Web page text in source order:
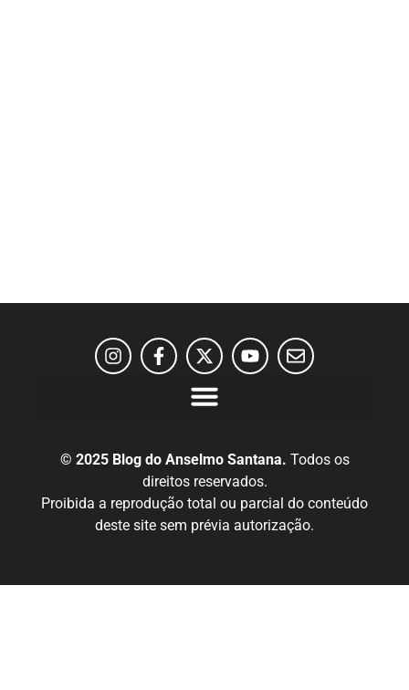
© 2025 Blog do Anselmo Santana. Todos os
direitos reservados.
Proibida a reprodução total ou parcial do conteúdo
deste site sem prévia autorização.